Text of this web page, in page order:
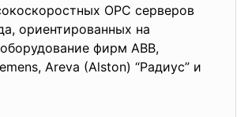
ОРС серверов
ориентированных на
фирм АВВ,
Areva (Alston) “Радиус” и